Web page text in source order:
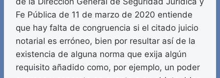
Fe Pública de 11 de marzo de 2020 entiende
que hay falta de congruencia si el citado juicio
notarial es erróneo, bien por resultar así de la
existencia de alguna norma que exija algún
requisito añadido como, por ejemplo, un poder